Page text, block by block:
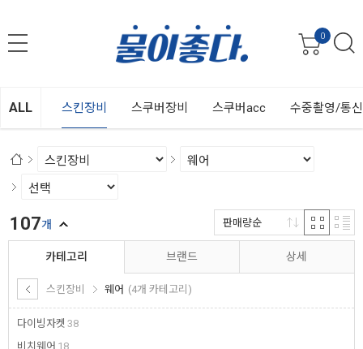
0
ALL 스킨장비 스쿠버장비 스쿠버acc 수중촬영/통
카테고리
스킨장비 웨어 (4개 카테고리)
다이빙자켓 38
비치웨어 18
브랜드 상세
107개 판매량순